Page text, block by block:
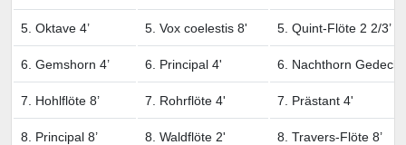
5. Oktave 4’ 5. Vox coelestis 8' 5. Quint-Flöte 2 2/3’
6. Gemshorn 4’ 6. Principal 4' 6. Nachthorn Gedeckt
7. Hohlflöte 8’ 7. Rohrflöte 4' 7. Prästant 4'
8. Principal 8’ 8. Waldflöte 2' 8. Travers-Flöte 8’